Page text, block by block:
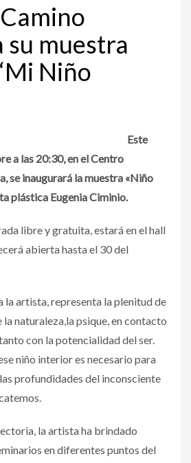
su muestra
Niño
Este
a las 20:30, en el Centro
se inaugurará la muestra «Niño
plástica Eugenia Ciminio.
libre y gratuita, estará en el hall
abierta hasta el 30 del
la artista, representa la plenitud de
naturaleza,la psique, en contacto
con la potencialidad del ser.
niño interior es necesario para
profundidades del inconsciente
la artista ha brindado
en diferentes puntos del